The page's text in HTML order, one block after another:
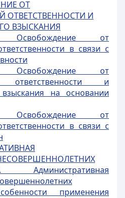
ОТ
ОТВЕТСТВЕННОСТИ И
ВЗЫСКАНИЯ
от
в связи с
от
ответственности и
взыскания на основании
от
в связи с
применения